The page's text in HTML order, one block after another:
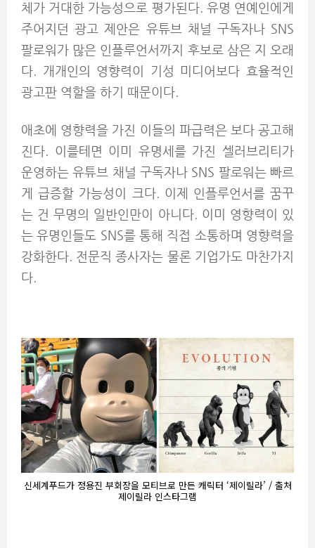
체가 거대한 가능성으로 평가된다. 유명 연예인에게
주어지던 광고 제안은 유튜브 채널 구독자나 SNS
팔로워가 많은 인플루언서까지 후보로 삼은 지 오래
다. 개개인의 영향력이 기성 미디어보다 효율적인
광고판 역할을 하기 때문이다.
애초에 영향력을 가진 이들의 파급력은 보다 공고해
진다. 이를테면 이미 유명세를 가진 셀러브리티가
운영하는 유튜브 채널 구독자나 SNS 팔로워는 빠르
게 급증할 가능성이 크다. 이제 인플루언서를 꿈꾸
는 건 무명의 일반인만이 아니다. 이미 영향력이 있
는 유명인들도 SNS를 통해 직접 소통하며 영향력을
강화한다. 전문직 종사자는 물론 기업가도 마찬가지
다.
신세계푸드가 정용진 부회장을 모티브로 만든 캐릭터 ‘제이릴라’ / 출처
제이릴라 인스타그램